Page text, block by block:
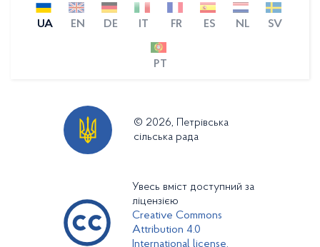
UA EN DE IT FR ES NL SV
PT
© 2026, Петрівська
сільська рада
Увесь вміст доступний за
ліцензією
Creative Commons
Attribution 4.0
International license,